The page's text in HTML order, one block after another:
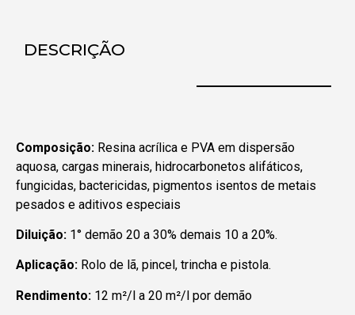
DESCRIÇÃO
Composição: Resina acrílica e PVA em dispersão
aquosa, cargas minerais, hidrocarbonetos alifáticos,
fungicidas, bactericidas, pigmentos isentos de metais
pesados e aditivos especiais
Diluição: 1° demão 20 a 30% demais 10 a 20%.
Aplicação: Rolo de lã, pincel, trincha e pistola.
Rendimento: 12 m²/l a 20 m²/l por demão